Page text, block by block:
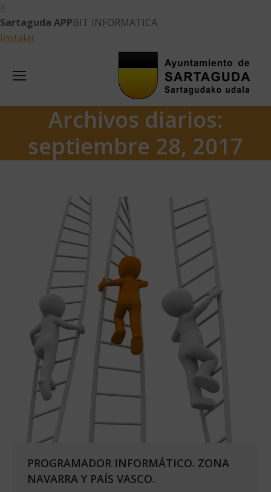
×
Sartaguda APPBIT INFORMATICA
Instalar
Archivos diarios:
septiembre 28, 2017
PROGRAMADOR INFORMÁTICO. ZONA
NAVARRA Y PAÍS VASCO.